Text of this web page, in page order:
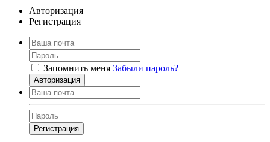
Авторизация
Регистрация
Запомнить меня Забыли пароль?
Авторизация
Регистрация